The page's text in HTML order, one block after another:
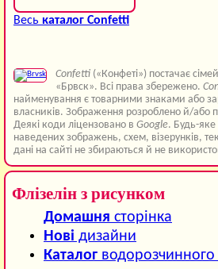
Весь каталог Confetti
Confetti («Конфеті») постачає
«Брвск». Всі права збережено.
найменування є товарними знаками або
власників. Зображення розроблено й/або
Деякі коди ліцензовано в Google. Будь-яке
наведених зображень, схем, візерунків,
дані на сайті не збираються й не
Флізелін з рисунком
Домашня сторінка
Нові дизайни
Каталог